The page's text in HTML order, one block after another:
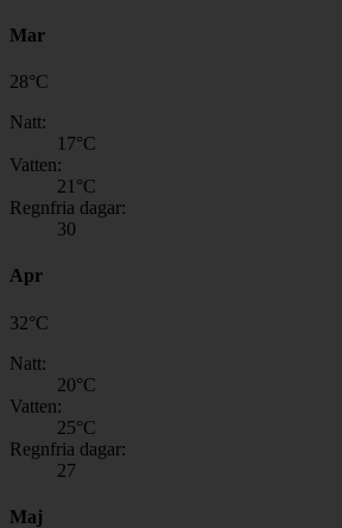
Mar
28°C
Natt:
17°C
Vatten:
21 °C
Regnfria dagar:
30
Apr
32°C
Natt:
20°C
Vatten:
25°C
Regnfria dagar:
27
Maj